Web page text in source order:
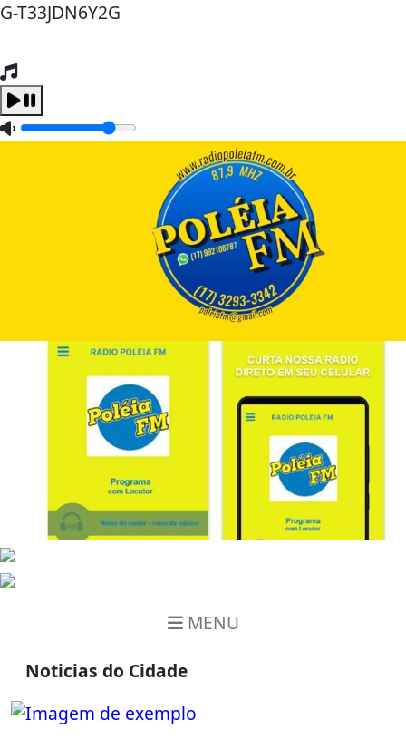
G-T33JDN6Y2G
MENU
Noticias do Cidade